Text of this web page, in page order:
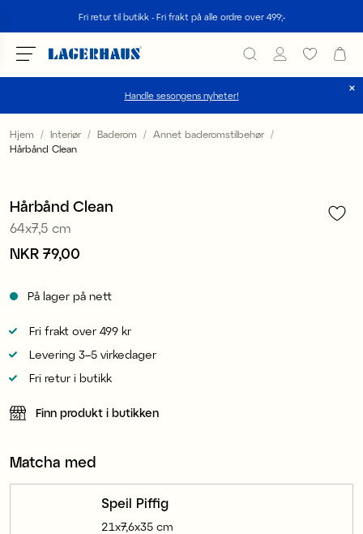
Fri retur til butikk - Fri frakt på alle ordre over 499;-
Handle sesongens nyheter!
velg språk / valuta
Hjem Interiør Baderom
Annet baderomstilbehør
Hårbånd Clean
Hårbånd Clean
64x7,5 cm
Pris :NKR 79,00
NKR 79,00
På lager på nett
Fri frakt over 499 kr
Levering 3–5 virkedager
Fri retur i butikk
Finn produkt i butikken
Matcha med
Speil Piffig
21x7,6x35 cm